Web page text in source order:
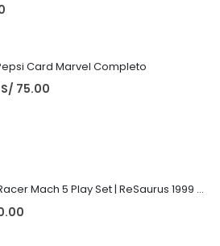
Card Marvel Completo
S/ 75.00
Speed Racer Mach 5 Play Set | ReSaurus 1999 | Meteoro